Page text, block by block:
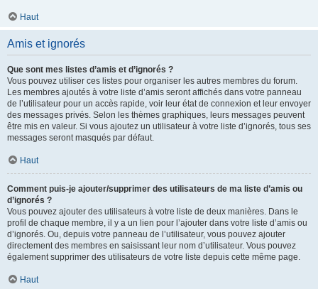
Haut
Amis et ignorés
Que sont mes listes d’amis et d’ignorés ?
Vous pouvez utiliser ces listes pour organiser les autres membres du forum.
Les membres ajoutés à votre liste d’amis seront affichés dans votre panneau
de l’utilisateur pour un accès rapide, voir leur état de connexion et leur envoyer
des messages privés. Selon les thèmes graphiques, leurs messages peuvent
être mis en valeur. Si vous ajoutez un utilisateur à votre liste d’ignorés, tous ses
messages seront masqués par défaut.
Haut
Comment puis-je ajouter/supprimer des utilisateurs de ma liste d’amis ou
d’ignorés ?
Vous pouvez ajouter des utilisateurs à votre liste de deux manières. Dans le
profil de chaque membre, il y a un lien pour l’ajouter dans votre liste d’amis ou
d’ignorés. Ou, depuis votre panneau de l’utilisateur, vous pouvez ajouter
directement des membres en saisissant leur nom d’utilisateur. Vous pouvez
également supprimer des utilisateurs de votre liste depuis cette même page.
Haut